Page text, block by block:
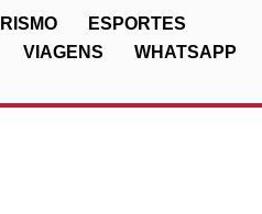
ESPORTES
VIAGENS
WHATSAPP